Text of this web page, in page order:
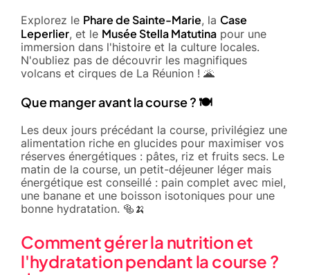
Explorez le Phare de Sainte-Marie, la Case
Leperlier, et le Musée Stella Matutina pour une
immersion dans l'histoire et la culture locales.
N'oubliez pas de découvrir les magnifiques
volcans et cirques de La Réunion ! 🌋
Que manger avant la course ? 🍽️
Les deux jours précédant la course, privilégiez une
alimentation riche en glucides pour maximiser vos
réserves énergétiques : pâtes, riz et fruits secs. Le
matin de la course, un petit-déjeuner léger mais
énergétique est conseillé : pain complet avec miel,
une banane et une boisson isotoniques pour une
bonne hydratation. 🥯🍌
Comment gérer la nutrition et
l'hydratation pendant la course ?